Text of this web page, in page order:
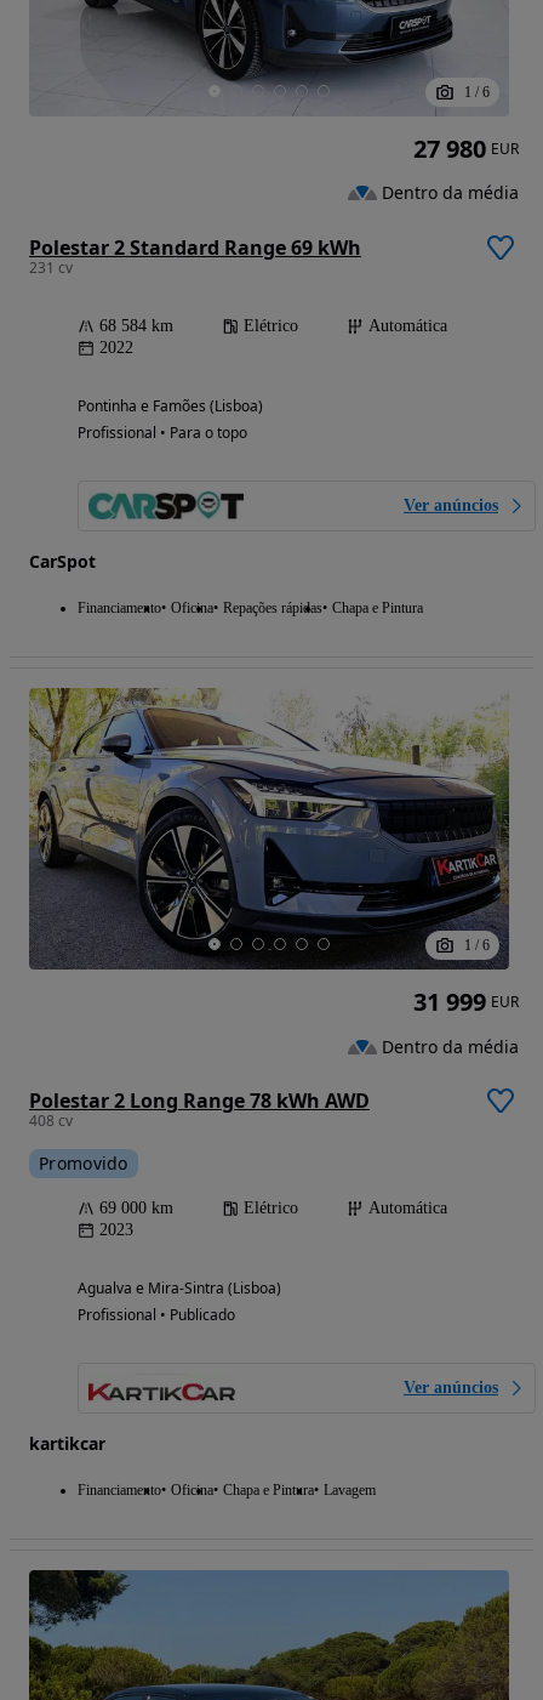
1 / 6
Polestar 2 Standard Range 69 kWh
231 cv
68 584 km Elétrico
Automática
2022
Pontinha e Famões (Lisboa)
Profissional • Para o topo
Ver anúncios
CarSpot
Financiamento Oficina Repações rápidas Chapa e Pintura
27 980 EUR
Dentro da média
1 / 6
Polestar 2 Long Range 78 kWh AWD
408 cv
Promovido
69 000 km Elétrico
Automática
2023
Agualva e Mira-Sintra (Lisboa)
Profissional • Publicado
Ver anúncios
kartikcar
Financiamento Oficina Chapa e Pintura Lavagem
31 999 EUR
Dentro da média